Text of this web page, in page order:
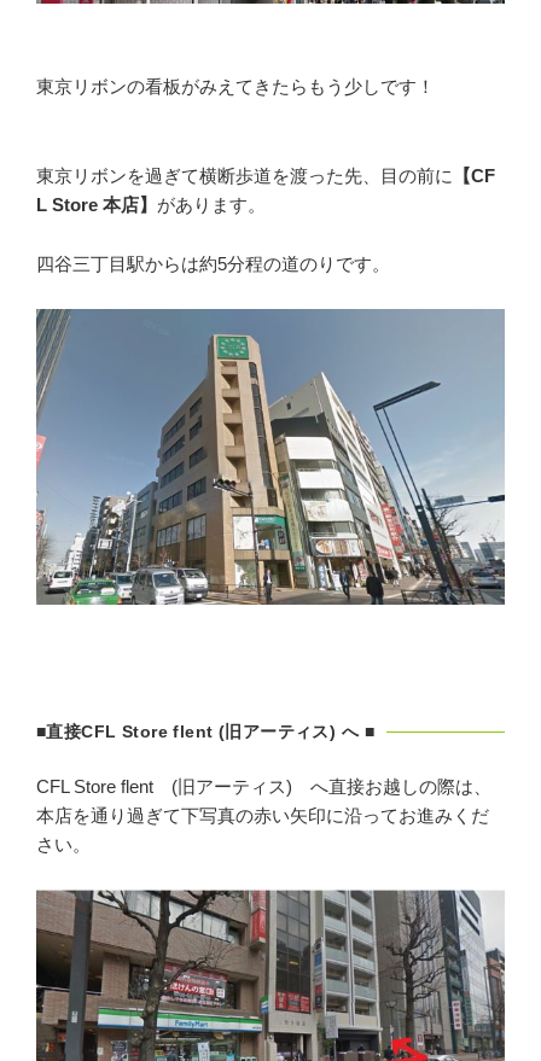
東京リボンの看板がみえてきたらもう少しです！
東京リボンを過ぎて横断歩道を渡った先、目の前に
【CF
L Store 本店】 があります。
四谷三丁目駅からは約5分程の道のりです。
■直接CFL Store flent (旧アーティス) へ ■
CFL Store flent (旧アーティス) へ直接お越しの際は、
本店を通り過ぎて下写真の赤い矢印に沿ってお進みくだ
さい。